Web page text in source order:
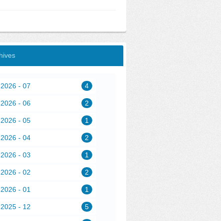
2026 - 07 4
2026 - 06 2
2026 - 05 1
2026 - 04 2
2026 - 03 1
2026 - 02 2
2026 - 01 1
2025 - 12 5